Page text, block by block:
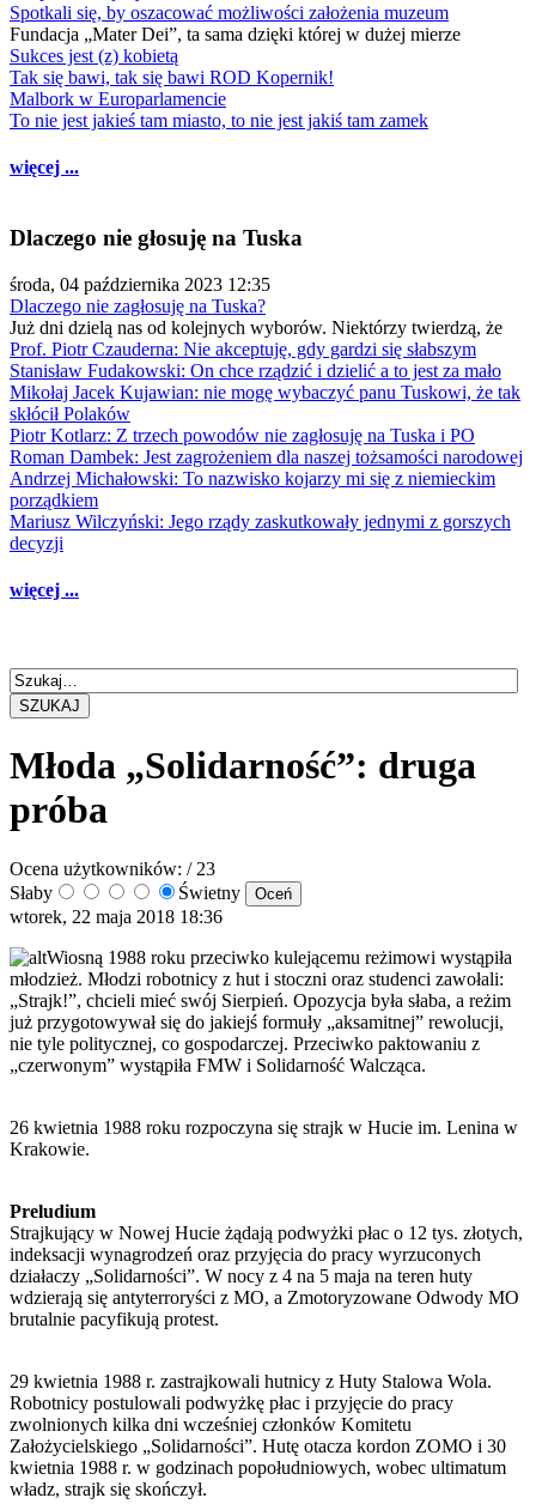
Spotkali się, by oszacować możliwości założenia muzeum
Fundacja „Mater Dei”, ta sama dzięki której w dużej mierze
Sukces jest (z) kobietą
Tak się bawi, tak się bawi ROD Kopernik!
Malbork w Europarlamencie
To nie jest jakieś tam miasto, to nie jest jakiś tam zamek
więcej ...
Dlaczego nie głosuję na Tuska
środa, 04 października 2023 12:35
Dlaczego nie zagłosuję na Tuska?
Już dni dzielą nas od kolejnych wyborów. Niektórzy twierdzą, że
Prof. Piotr Czauderna: Nie akceptuję, gdy gardzi się słabszym
Stanisław Fudakowski: On chce rządzić i dzielić a to jest za mało
Mikołaj Jacek Kujawian: nie mogę wybaczyć panu Tuskowi, że tak
skłócił Polaków
Piotr Kotlarz: Z trzech powodów nie zagłosuję na Tuska i PO
Roman Dambek: Jest zagrożeniem dla naszej tożsamości narodowej
Andrzej Michałowski: To nazwisko kojarzy mi się z niemieckim
porządkiem
Mariusz Wilczyński: Jego rządy zaskutkowały jednymi z gorszych
decyzji
więcej ...
SZUKAJ
Młoda „Solidarność”: druga
próba
Ocena użytkowników: / 23
Słaby
Świetny
wtorek, 22 maja 2018 18:36
Wiosną 1988 roku przeciwko kulejącemu reżimowi wystąpiła
młodzież. Młodzi robotnicy z hut i stoczni oraz studenci zawołali:
„Strajk!”, chcieli mieć swój Sierpień. Opozycja była słaba, a reżim
już przygotowywał się do jakiejś formuły „aksamitnej” rewolucji,
nie tyle politycznej, co gospodarczej. Przeciwko paktowaniu z
„czerwonym” wystąpiła FMW i Solidarność Walcząca.
26 kwietnia 1988 roku rozpoczyna się strajk w Hucie im. Lenina w
Krakowie.
Preludium
Strajkujący w Nowej Hucie żądają podwyżki płac o 12 tys. złotych,
indeksacji wynagrodzeń oraz przyjęcia do pracy wyrzuconych
działaczy „Solidarności”. W nocy z 4 na 5 maja na teren huty
wdzierają się antyterroryści z MO, a Zmotoryzowane Odwody MO
brutalnie pacyfikują protest.
29 kwietnia 1988 r. zastrajkowali hutnicy z Huty Stalowa Wola.
Robotnicy postulowali podwyżkę płac i przyjęcie do pracy
zwolnionych kilka dni wcześniej członków Komitetu
Założycielskiego „Solidarności”. Hutę otacza kordon ZOMO i 30
kwietnia 1988 r. w godzinach popołudniowych, wobec ultimatum
władz, strajk się skończył.